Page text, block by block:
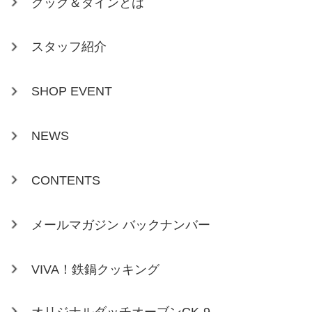
スタッフ紹介
SHOP EVENT
NEWS
CONTENTS
メールマガジン バックナンバー
VIVA！鉄鍋クッキング